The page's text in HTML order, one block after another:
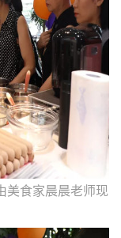
食家晨晨老师现